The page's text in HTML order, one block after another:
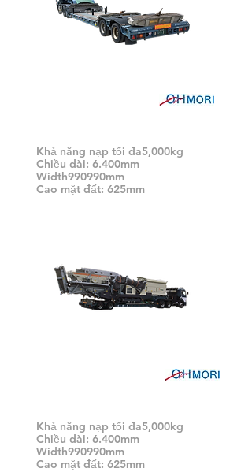
Khả năng nạp tối đa5,000kg
Chiều dài: 6.400mm
Width990990mm
Cao mặt đất: 625mm
Khả năng nạp tối đa5,000kg
Chiều dài: 6.400mm
Width990990mm
Cao mặt đất: 625mm